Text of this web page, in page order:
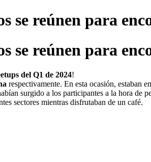
se reúnen para
se reúnen para
del Q1 de 2024!
respectivamente. En esta ocasión, estaban
surgido a los participantes a la hora de
sectores mientras disfrutaban de un café.